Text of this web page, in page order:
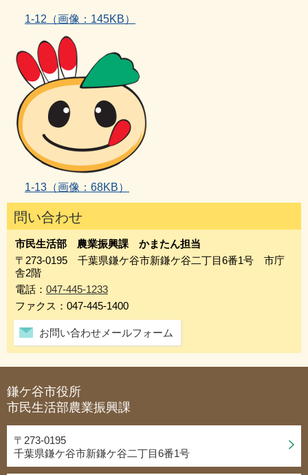
1‐12（画像：145KB）
1‐13 （画像：68KB）
問い合わせ
市民生活部 農業振興課 かまたん担当
〒273-0195 千葉県鎌ケ谷市新鎌ケ谷二丁目6番1号 市庁
舎2階
電話： 047-445-1233
ファクス：047-445-1400
お問い合わせメールフォーム
鎌ケ谷市役所
市民生活部農業振興課
〒273-0195
千葉県鎌ケ谷市新鎌ケ谷二丁目6番1号